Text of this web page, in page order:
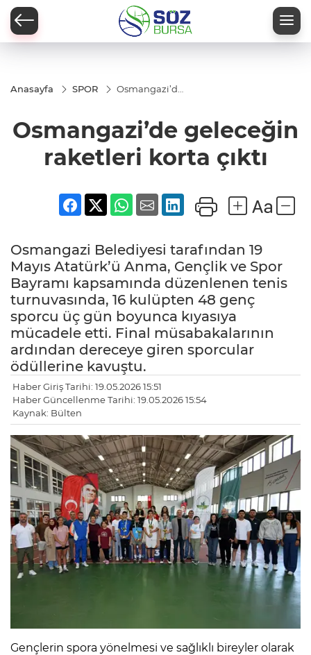
Anasayfa SPOR
Osmangazi’de
Osmangazi’de geleceğin
raketleri korta çıktı
Osmangazi Belediyesi tarafından 19
Mayıs Atatürk’ü Anma, Gençlik ve Spor
Bayramı kapsamında düzenlenen tenis
turnuvasında, 16 kulüpten 48 genç
sporcu üç gün boyunca kıyasıya
mücadele etti. Final müsabakalarının
ardından dereceye giren sporcular
ödüllerine kavuştu.
Haber Giriş Tarihi: 19.05.2026 15:51
Haber Güncellenme Tarihi: 19.05.2026 15:54
Kaynak: Bülten
Gençlerin spora yönelmesi ve sağlıklı bireyler olarak